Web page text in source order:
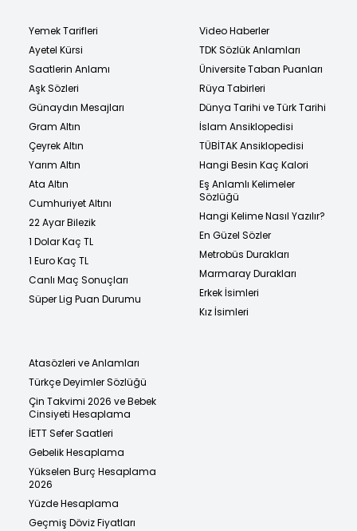
Yemek Tarifleri
Ayetel Kürsi
Saatlerin Anlamı
Aşk Sözleri
Günaydın Mesajları
Gram Altın
Çeyrek Altın
Yarım Altın
Ata Altın
Cumhuriyet Altını
22 Ayar Bilezik
1 Dolar Kaç TL
1 Euro Kaç TL
Canlı Maç Sonuçları
Süper Lig Puan Durumu
Video Haberler
TDK Sözlük Anlamları
Üniversite Taban Puanları
Rüya Tabirleri
Dünya Tarihi ve Türk Tarihi
İslam Ansiklopedisi
TÜBİTAK Ansiklopedisi
Hangi Besin Kaç Kalori
Eş Anlamlı Kelimeler
Sözlüğü
Hangi Kelime Nasıl Yazılır?
En Güzel Sözler
Metrobüs Durakları
Marmaray Durakları
Erkek İsimleri
Kız İsimleri
Atasözleri ve Anlamları
Türkçe Deyimler Sözlüğü
Çin Takvimi 2026 ve Bebek
Cinsiyeti Hesaplama
İETT Sefer Saatleri
Gebelik Hesaplama
Yükselen Burç Hesaplama
2026
Yüzde Hesaplama
Geçmiş Döviz Fiyatları